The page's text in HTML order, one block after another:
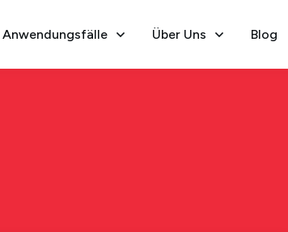
Anwendungsfälle Über Uns Blog